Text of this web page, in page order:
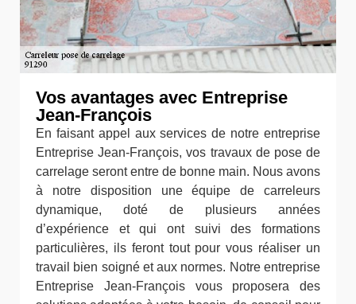
Vos avantages avec Entreprise
Jean-François
En faisant appel aux services de notre entreprise
Entreprise Jean-François, vos travaux de pose de
carrelage seront entre de bonne main. Nous avons
à notre disposition une équipe de carreleurs
dynamique, doté de plusieurs années
d’expérience et qui ont suivi des formations
particulières, ils feront tout pour vous réaliser un
travail bien soigné et aux normes. Notre entreprise
Entreprise Jean-François vous proposera des